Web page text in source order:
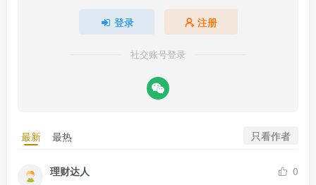
登录 注册
社交账号登录
最新 最热 只看作者
理财达人
0